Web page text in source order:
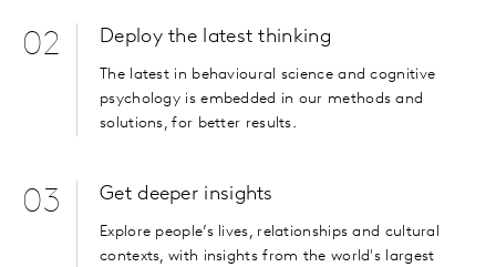
02 Deploy the latest thinking
The latest in behavioural science and cognitive
psychology is embedded in our methods and
solutions, for better results.
03 Get deeper insights
Explore people’s lives, relationships and cultural
contexts, with insights from the world's largest